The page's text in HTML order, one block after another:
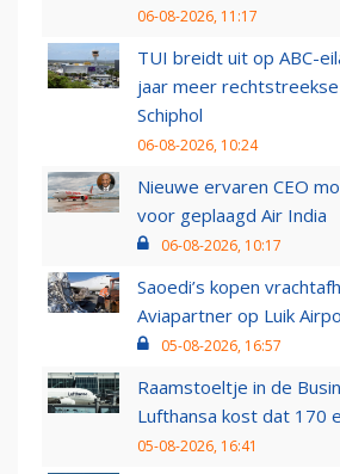
06-08-2026, 11:17
TUI breidt uit op ABC-
jaar meer
Schiphol
06-08-2026, 10:24
Nieuwe ervaren CEO
voor geplaagd Air India
06-08-2026, 10:17
Saoedi’s kopen
Aviapartner op Luik
05-08-2026, 16:57
Raamstoeltje in de
Lufthansa kost dat 170
05-08-2026, 16:41